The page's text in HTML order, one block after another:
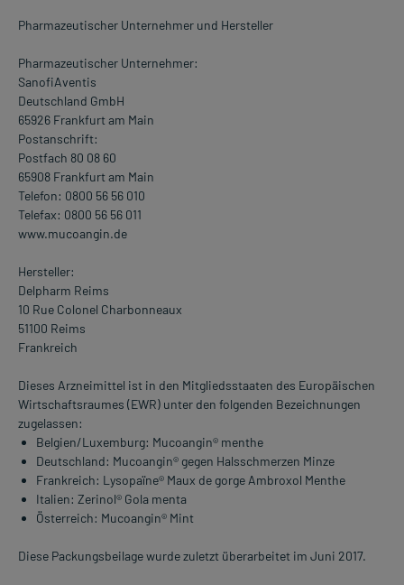
Pharmazeutischer Unternehmer und Hersteller
Pharmazeutischer Unternehmer:
SanofiAventis
Deutschland GmbH
65926 Frankfurt am Main
Postanschrift:
Postfach 80 08 60
65908 Frankfurt am Main
Telefon: 0800 56 56 010
Telefax: 0800 56 56 011
www.mucoangin.de
Hersteller:
Delpharm Reims
10 Rue Colonel Charbonneaux
51100 Reims
Frankreich
Dieses Arzneimittel ist in den Mitgliedsstaaten des Europäischen
Wirtschaftsraumes (EWR) unter den folgenden Bezeichnungen
zugelassen:
Belgien/Luxemburg: Mucoangin® menthe
Deutschland: Mucoangin® gegen Halsschmerzen Minze
Frankreich: Lysopaïne® Maux de gorge Ambroxol Menthe
Italien: Zerinol® Gola menta
Österreich: Mucoangin® Mint
Diese Packungsbeilage wurde zuletzt überarbeitet im Juni 2017.